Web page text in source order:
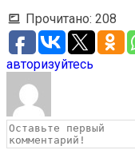
Прочитано: 208
авторизуйтесь